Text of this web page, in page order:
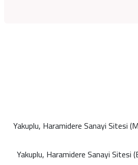
Yakuplu, Haramidere Sanayi Sitesi
Yakuplu, Haramidere Sanayi